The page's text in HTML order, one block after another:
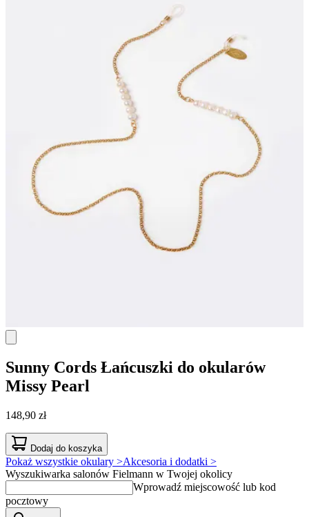
Sunny Cords Łańcuszki do okularów
Missy Pearl
148,90 zł
Dodaj do koszyka
Pokaż wszystkie okulary >Akcesoria i dodatki >
Wyszukiwarka salonów Fielmann w Twojej okolicy
Wprowadź miejscowość lub kod
pocztowy